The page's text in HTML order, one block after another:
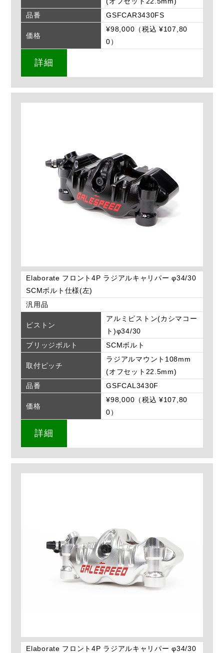
品番
GSFCAR3430FS
価格
¥98,000（税込 ¥107,80
0）
詳細
Elaborate フロント4P ラジアルキャリパー φ34/30
SCMボルト仕様(左)
汎用品
ピストン
アルミピストン(カシマコー
ト)φ34/30
ブリッジボルト
SCMボルト
取付ピッチ
ラジアルマウント108mm
(オフセット22.5mm)
品番
GSFCAL3430F
価格
¥98,000（税込 ¥107,80
0）
詳細
Elaborate フロント4P ラジアルキャリパー φ34/30